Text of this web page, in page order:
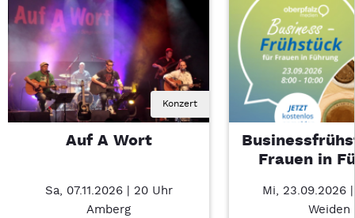
Konzert
Auf A Wort
Sa, 07.11.2026 | 20 Uhr
Amberg
Frauen in
Mi, 23.09.2026
Weiden